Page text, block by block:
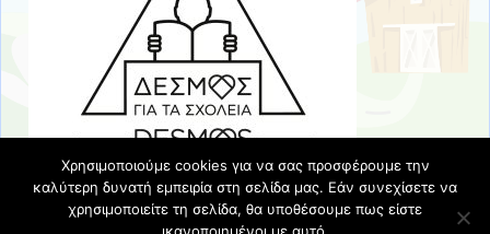
Χρησιμοποιούμε cookies για να σας προσφέρουμε την
καλύτερη δυνατή εμπειρία στη σελίδα μας. Εάν συνεχίσετε να
χρησιμοποιείτε τη σελίδα, θα υποθέσουμε πως είστε